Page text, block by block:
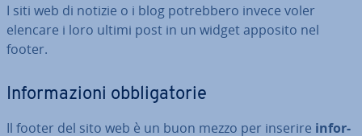
I siti web di notizie o i blog po­treb­be­ro invece voler
elencare i loro ultimi post in un widget apposito nel
footer.
In­for­ma­zio­ni ob­bli­ga­to­rie
Il footer del sito web è un buon mezzo per inserire in­for­